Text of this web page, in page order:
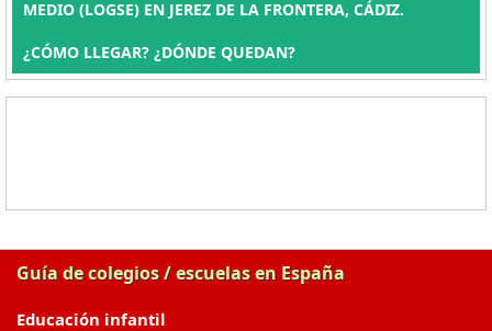
MEDIO (LOGSE) EN JEREZ DE LA FRONTERA, CÁDIZ.
¿CÓMO LLEGAR? ¿DÓNDE QUEDAN?
Guía de colegios / escuelas en España
Educación infantil